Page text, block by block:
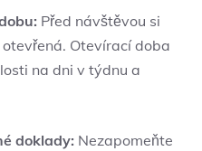
Před návštěvou si
Otevírací doba
na dni v týdnu a
doklady: Nezapomeňte